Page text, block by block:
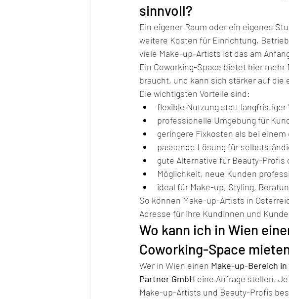
sinnvoll?
Ein eigener Raum oder ein eigenes
weitere Kosten für Einrichtung,
viele Make-up-Artists ist das am
Ein Coworking-Space bietet hier
braucht, und kann sich stärker auf die
Die wichtigsten Vorteile sind:
flexible Nutzung statt langfristiger
professionelle Umgebung für
geringere Fixkosten als bei
passende Lösung für
gute Alternative für Beauty-Profis
Möglichkeit, neue Kunden
ideal für Make-up, Styling,
So können Make-up-Artists in
Adresse für ihre Kundinnen und
Wo kann ich in Wien
Coworking-Space
Wer in Wien einen Make-up-Bereich
Partner GmbH eine Anfrage stellen.
Make-up-Artists und Beauty-Profis